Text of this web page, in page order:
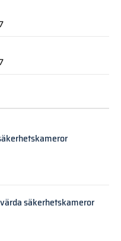
säkerhetskameror